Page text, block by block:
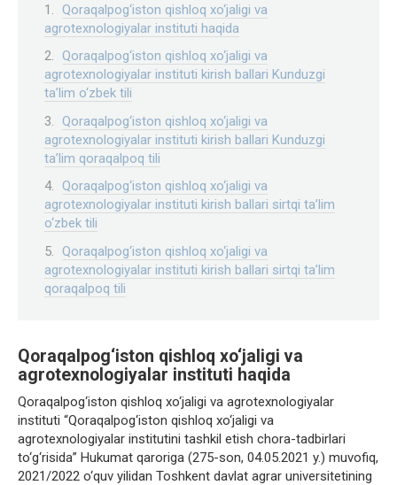
Qoraqalpog‘iston qishloq xo‘jaligi va
agrotexnologiyalar instituti haqida
Qoraqalpog‘iston qishloq xo‘jaligi va
agrotexnologiyalar instituti kirish ballari Kunduzgi
ta’lim o‘zbek tili
Qoraqalpog‘iston qishloq xo‘jaligi va
agrotexnologiyalar instituti kirish ballari Kunduzgi
ta’lim qoraqalpoq tili
Qoraqalpog‘iston qishloq xo‘jaligi va
agrotexnologiyalar instituti kirish ballari sirtqi ta’lim
o‘zbek tili
Qoraqalpog‘iston qishloq xo‘jaligi va
agrotexnologiyalar instituti kirish ballari sirtqi ta’lim
qoraqalpoq tili
Qoraqalpog‘iston qishloq xo‘jaligi va
agrotexnologiyalar instituti haqida
Qoraqalpog‘iston qishloq xo‘jaligi va agrotexnologiyalar
instituti “Qoraqalpog‘iston qishloq xo‘jaligi va
agrotexnologiyalar institutini tashkil etish chora-tadbirlari
to‘g‘risida” Hukumat qaroriga (275-son, 04.05.2021 y.) muvofiq,
2021/2022 o‘quv yilidan Toshkent davlat agrar universitetining